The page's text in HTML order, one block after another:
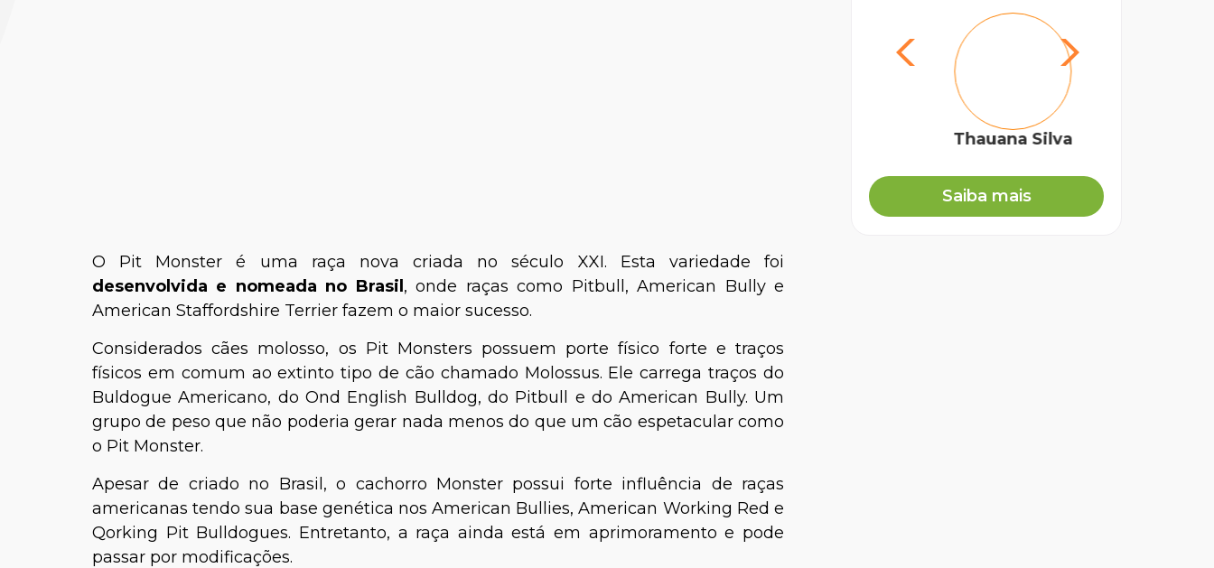
O Pit Monster é uma raça nova criada no século XXI. Esta variedade foi
desenvolvida e nomeada no Brasil, onde raças como Pitbull, American Bully e
American Staffordshire Terrier fazem o maior sucesso.
Considerados cães molosso, os Pit Monsters possuem porte físico forte e traços
físicos em comum ao extinto tipo de cão chamado Molossus. Ele carrega traços do
Buldogue Americano, do Ond English Bulldog, do Pitbull e do American Bully. Um
grupo de peso que não poderia gerar nada menos do que um cão espetacular como
o Pit Monster.
Apesar de criado no Brasil, o cachorro Monster possui forte influência de raças
americanas tendo sua base genética nos American Bullies, American Working Red e
Qorking Pit Bulldogues. Entretanto, a raça ainda está em aprimoramento e pode
passar por modificações.
Thauana Silva
Saiba mais